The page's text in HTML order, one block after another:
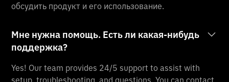
обсудить продукт и его использование.
Мне нужна помощь. Есть ли какая-нибудь
поддержка?
Yes! Our team provides 24/5 support to assist with
setup, troubleshooting, and questions. You can contact